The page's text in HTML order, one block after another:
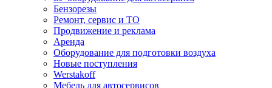
Бензорезы
Ремонт, сервис и ТО
Продвижение и реклама
Аренда
Оборудование для подготовки воздуха
Новые поступления
Werstakoff
Мебель для автосервисов